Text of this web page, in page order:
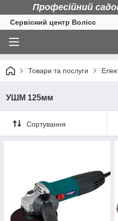
Професійний
Сервісний центр Волісс
Товари та послуги
УШМ 125мм
Сортування